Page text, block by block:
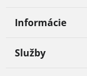
Informácie
Služby